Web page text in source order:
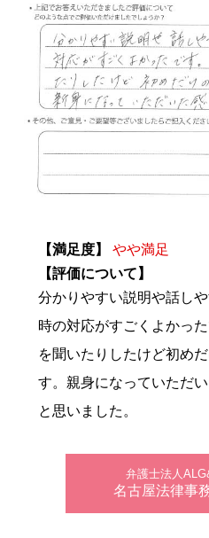
【満足度】
やや満足
【評価について】
分かりやすい説明や話し
時の対応がすごくよかっ
を聞いたりしたけど初め
す。親身になっていただ
と思いました。
弁護士法人
名古屋法律事